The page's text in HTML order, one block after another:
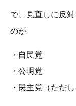
で、見直しに反
のが
・自民党
・公明党
・民主党（ただ